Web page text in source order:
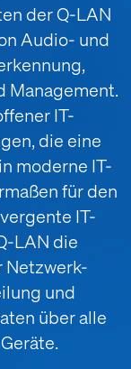
der Q-LAN
Audio- und
Management.
IT-
die eine
moderne IT-
für den
IT-
LAN die
und
über alle